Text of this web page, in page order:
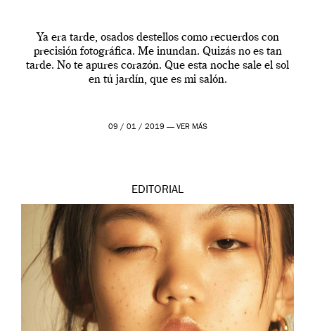
Ya era tarde, osados destellos como recuerdos con
precisión fotográfica. Me inundan. Quizás no es tan
tarde. No te apures corazón. Que esta noche sale el sol
en tú jardín, que es mi salón.
09 / 01 / 2019 — VER MÁS
EDITORIAL